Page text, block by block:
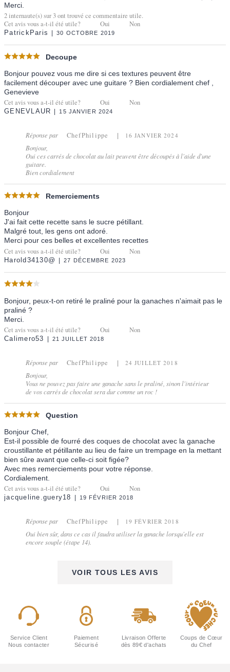
Merci.
2internaute(s) sur3ont trouvé ce commentaire utile.
Cet avis vous a-t-il été utile?
Oui Non
PatrickParis 30 OCTOBRE 2019
Decoupe
Bonjour pouvez vous me dire si ces textures peuvent être
facilement découper avec une guitare ? Bien cordialement chef ,
Genevieve
Cet avis vous a-t-il été utile? Oui Non
GENEVLAUR 15 JANVIER 2024
Réponse par ChefPhilippe 16 JANVIER 2024
Bonjour,
Oui ces carrés de chocolat au lait peuvent être découpés à l'aide d'une
guitare.
Bien cordialement
Remerciements
Bonjour
J'ai fait cette recette sans le sucre pétillant.
Malgré tout, les gens ont adoré.
Merci pour ces belles et excellentes recettes
Cet avis vous a-t-il été utile? Oui Non
Harold34130@ 27 DÉCEMBRE 2023
Bonjour, peux-t-on retiré le praliné pour la ganaches n'aimait pas le
praliné ?
Merci.
Cet avis vous a-t-il été utile? Oui Non
Calimero53 21 JUILLET 2018
Réponse par ChefPhilippe 24 JUILLET 2018
Bonjour,
Vous ne pouvez pas faire une ganache sans le praliné, sinon l'intérieur
de vos carrés de chocolat sera dur comme un roc !
Question
Bonjour Chef,
Est-il possible de fourré des coques de chocolat avec la ganache
croustillante et pétillante au lieu de faire un trempage en la mettant
bien sûre avant que celle-ci soit figée?
Avec mes remerciements pour votre réponse.
Cordialement.
Cet avis vous a-t-il été utile? Oui Non
jacqueline.guery18 19 FÉVRIER 2018
Réponse par ChefPhilippe 19 FÉVRIER 2018
Oui bien sûr, dans ce cas il faudra utiliser la ganache lorsqu'elle est
encore souple (étape 14).
VOIR TOUS LES AVIS
Service Client
Nous contacter
Paiement
Sécurisé
Livraison Offerte
dès 89€ d'achats
Coups de Cœur
du Chef